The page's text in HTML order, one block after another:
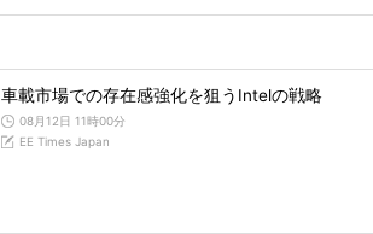
車載市場での存在感強化を狙うIntelの戦略
08月12日 11時00分
EE Times Japan